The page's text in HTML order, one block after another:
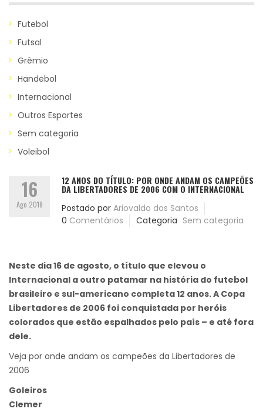
Futebol
Futsal
Grêmio
Handebol
Internacional
Outros Esportes
Sem categoria
Voleibol
16
Ago 2018
12 ANOS DO TÍTULO: POR ONDE ANDAM OS CAMPEÕES
DA LIBERTADORES DE 2006 COM O INTERNACIONAL
Postado por Ariovaldo dos Santos
0 Comentários Categoria Sem categoria
Neste dia 16 de agosto, o título que elevou o
Internacional a outro patamar na história do futebol
brasileiro e sul-americano completa 12 anos. A Copa
Libertadores de 2006 foi conquistada por heróis
colorados que estão espalhados pelo país – e até fora
dele.
Veja por onde andam os campeões da Libertadores de
2006
Goleiros
Clemer